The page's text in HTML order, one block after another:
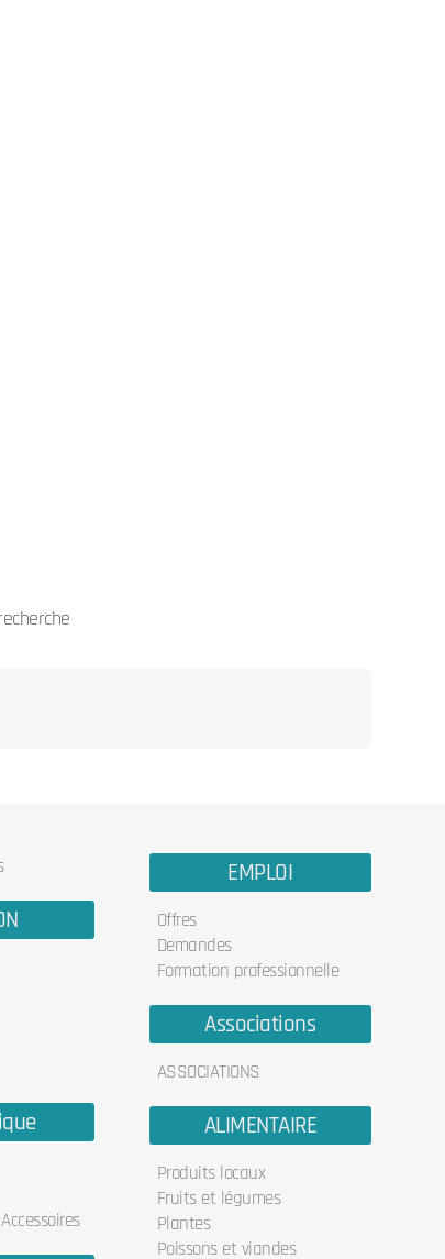
EMPLOI
Offres
Demandes
Formation professionnelle
Associations
ASSOCIATIONS
ALIMENTAIRE
Produits locaux
Fruits et légumes
Plantes
Poissons et viandes